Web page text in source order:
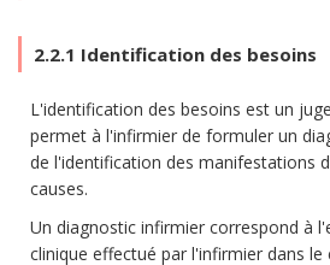
2.2.1 Identification des besoins
L'identification des besoins est un
permet à l'infirmier de formuler un
de l'identification des manifestations
causes.
Un diagnostic infirmier correspond à
clinique effectué par l'infirmier dans le